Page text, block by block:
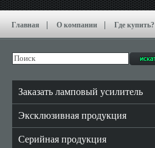
Главная О компании Где купить?
Заказать ламповый усилитель
Эксклюзивная продукция
Серийная продукция